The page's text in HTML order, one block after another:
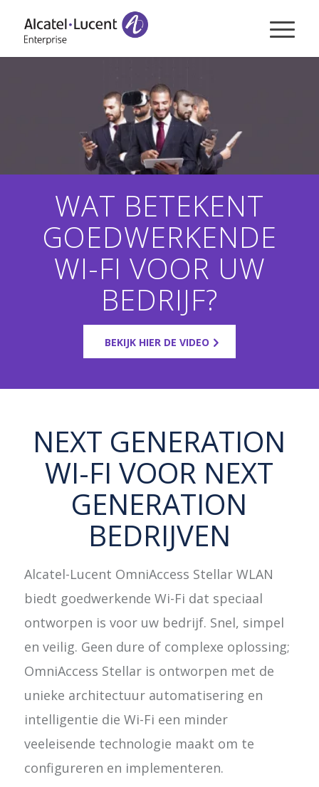
WAT BETEKENT
GOEDWERKENDE
WI-FI VOOR UW
BEDRIJF?
BEKIJK HIER DE VIDEO
NEXT GENERATION
WI-FI VOOR NEXT
GENERATION
BEDRIJVEN
Alcatel-Lucent OmniAccess Stellar WLAN
biedt goedwerkende Wi-Fi dat speciaal
ontworpen is voor uw bedrijf. Snel, simpel
en veilig. Geen dure of complexe oplossing;
OmniAccess Stellar is ontworpen met de
unieke architectuur automatisering en
intelligentie die Wi-Fi een minder
veeleisende technologie maakt om te
configureren en implementeren.